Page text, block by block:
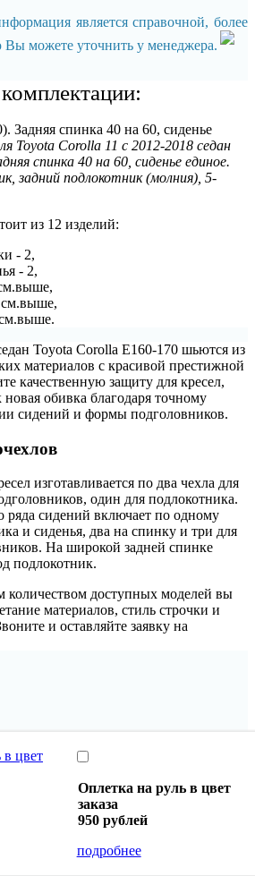
является справочной, более
можете уточнить у менеджера.
Задняя спинка 40 на 60, сиденье
Toyota Corolla 11 с 2012-2018 седан
спинка 40 на 60, сиденье единое.
задний подлокотник (молния), 5-
из 12 изделий:
- 2,
- 2,
см.выше,
Toyota Corolla E160-170 шьются из
материалов с красивой престижной
качественную защиту для кресел,
новая обивка благодаря точному
сидений и формы подголовников.
изготавливается по два чехла для
один для подлокотника.
ряда сидений включает по одному
и сиденья, два на спинку и три для
На широкой задней спинке
подлокотник.
количеством доступных моделей вы
материалов, стиль строчки и
и оставляйте заявку на
Оплетка на руль в цвет
заказа
950 рублей
подробнее